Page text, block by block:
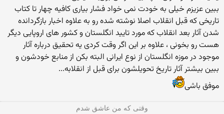
ببین عزیزم خیلی به خودت نمی خواد فشار بیاری کافیه چهار تا کتاب
تاریخی که قبل انقلاب اصلا نوشته شده رو به علاوه اخبار بازگردانده
شدن آثار بعد انقلاب که مورد تایید انگلستان و کشور های اروپایی دیگر
هست رو بخونی ، علاوه بر این اگر وقت کردی یه تحقیق درباره آثار
موجود در موزه انگلستان از نوع ایرانی البته بکن از منابع خودشون و
ببین بیشتر آثار تاریخ تحویلشون برای قبل از انقلابه...
موفق باشی
وقتی که من عاشق شدم